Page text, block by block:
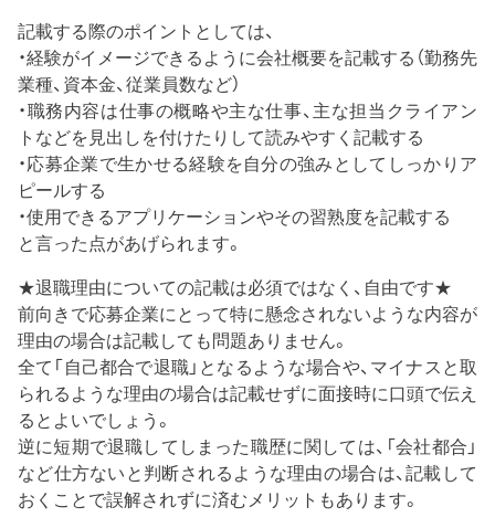
記載する際のポイントとしては、
・経験がイメージできるように会社概要を記載する（勤務先
業種、資本金、従業員数など）
・職務内容は仕事の概略や主な仕事、主な担当クライアン
トなどを見出しを付けたりして読みやすく記載する
・応募企業で生かせる経験を自分の強みとしてしっかりア
ピールする
・使用できるアプリケーションやその習熟度を記載する
と言った点があげられます。
★退職理由についての記載は必須ではなく、自由です★
前向きで応募企業にとって特に懸念されないような内容が
理由の場合は記載しても問題ありません。
全て「自己都合で退職」となるような場合や、マイナスと取
られるような理由の場合は記載せずに面接時に口頭で伝え
るとよいでしょう。
逆に短期で退職してしまった職歴に関しては、「会社都合」
など仕方ないと判断されるような理由の場合は、記載して
おくことで誤解されずに済むメリットもあります。